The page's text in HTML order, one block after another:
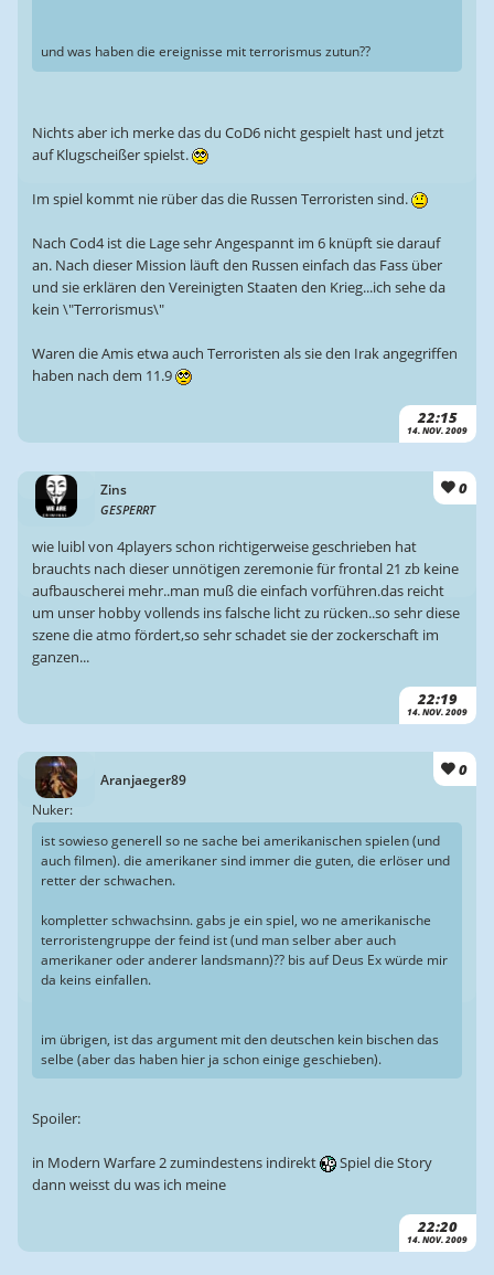
22:15
14. NOV. 2009
und was haben die ereignisse mit terrorismus zutun??
Nichts aber ich merke das du CoD6 nicht gespielt hast und jetzt
auf Klugscheißer spielst.
Im spiel kommt nie rüber das die Russen Terroristen sind.
Nach Cod4 ist die Lage sehr Angespannt im 6 knüpft sie darauf
an. Nach dieser Mission läuft den Russen einfach das Fass über
und sie erklären den Vereinigten Staaten den Krieg...ich sehe da
kein \"Terrorismus\"
Waren die Amis etwa auch Terroristen als sie den Irak angegriffen
haben nach dem 11.9
Zins
GESPERRT
0
22:19
14. NOV. 2009
wie luibl von 4players schon richtigerweise geschrieben hat
brauchts nach dieser unnötigen zeremonie für frontal 21 zb keine
aufbauscherei mehr..man muß die einfach vorführen.das reicht
um unser hobby vollends ins falsche licht zu rücken..so sehr diese
szene die atmo fördert,so sehr schadet sie der zockerschaft im
ganzen...
Aranjaeger89
0
22:20
14. NOV. 2009
Nuker:
ist sowieso generell so ne sache bei amerikanischen spielen (und
auch filmen). die amerikaner sind immer die guten, die erlöser und
retter der schwachen.
kompletter schwachsinn. gabs je ein spiel, wo ne amerikanische
terroristengruppe der feind ist (und man selber aber auch
amerikaner oder anderer landsmann)?? bis auf Deus Ex würde mir
da keins einfallen.
im übrigen, ist das argument mit den deutschen kein bischen das
selbe (aber das haben hier ja schon einige geschieben).
Spoiler:
in Modern Warfare 2 zumindestens indirekt
Spiel die Story
dann weisst du was ich meine